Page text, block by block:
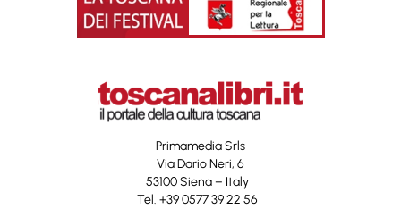
Primamedia Srls
Via Dario Neri, 6
53100 Siena – Italy
Tel. +39 0577 39 22 56